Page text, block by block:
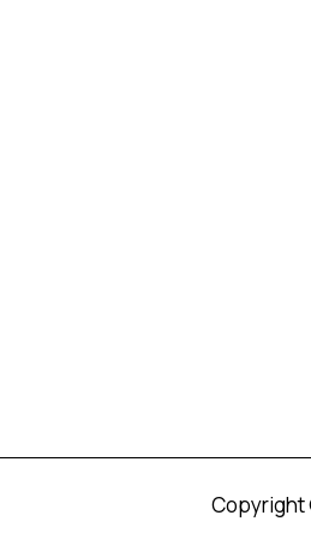
Copyright